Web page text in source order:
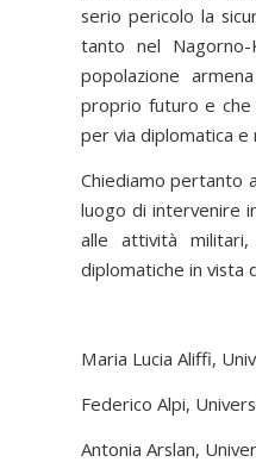
serio pericolo la
tanto nel Nagorno-
popolazione
proprio futuro e che
per via diplomatica e
Chiediamo pertanto
luogo di intervenire
alle attività
diplomatiche in vista
Maria Lucia Aliffi,
Federico Alpi,
Antonia Arslan,